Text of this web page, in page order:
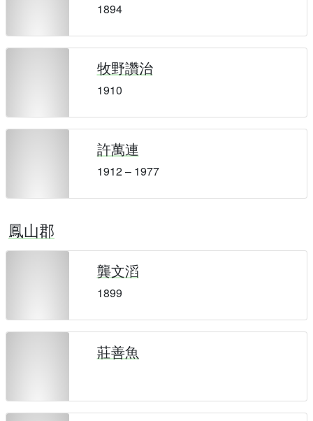
1894
牧野讚治
1910
許萬連
1912 – 1977
鳳山郡
龔文滔
1899
莊善魚